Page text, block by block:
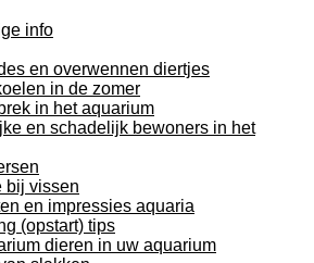
info
en overwennen diertjes
in de zomer
in het aquarium
en schadelijk bewoners in het
bij vissen
en impressies aquaria
(opstart) tips
dieren in uw aquarium